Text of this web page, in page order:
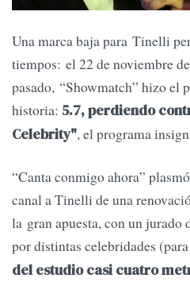
Una marca baja para Tinelli
tiempos: el 22 de noviembre
pasado, “Showmatch” hizo el
historia: 5.7, perdiendo
Celebrity", el programa
“Canta conmigo ahora”
canal a Tinelli de una
la gran apuesta, con un jurado
por distintas celebridades
del estudio casi cuatro